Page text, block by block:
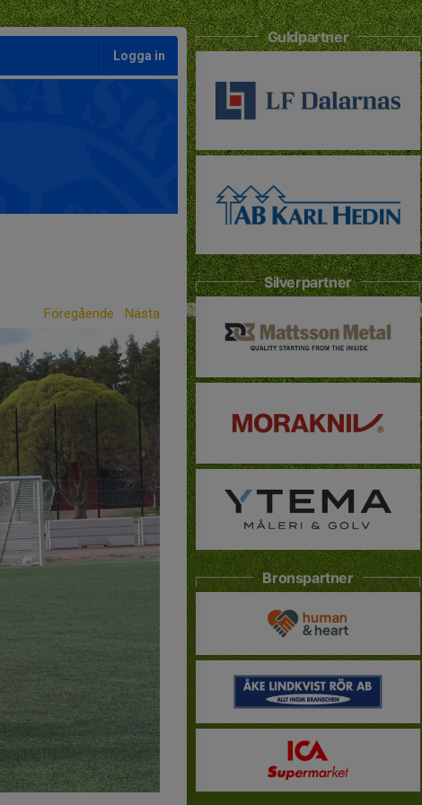
Logga in
Föregående Nästa
Guldpartner
Silverpartner
Bronspartner